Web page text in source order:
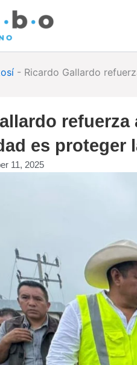
- Ricardo Gallardo
es proteger
11, 2025